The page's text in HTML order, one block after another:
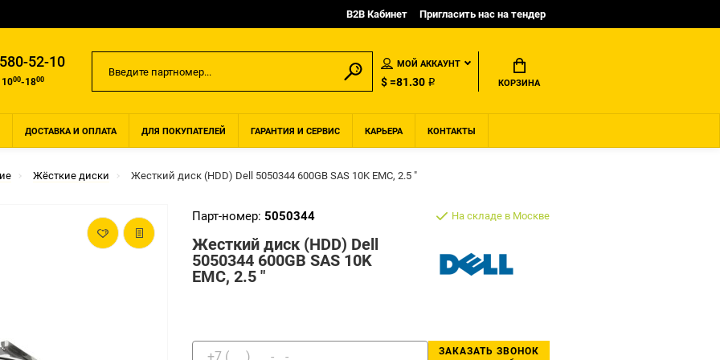
B2B Кабинет Пригласить нас на тендер
52-10
00-1800
МОЙ АККАУНТ
$ =81.30 ₽ КОРЗИНА
ДОСТАВКА И ОПЛАТА ДЛЯ ПОКУПАТЕЛЕЙ ГАРАНТИЯ И СЕРВИС КАРЬЕРА КОНТАКТЫ
Жёсткие диски Жесткий диск (HDD) Dell 5050344 600GB SAS 10K EMC, 2.5 "
Парт-номер: 5050344
Жесткий диск (HDD) Dell
5050344 600GB SAS 10K
EMC, 2.5 "
На складе в Москве
ЗАКАЗАТЬ ЗВОНОК